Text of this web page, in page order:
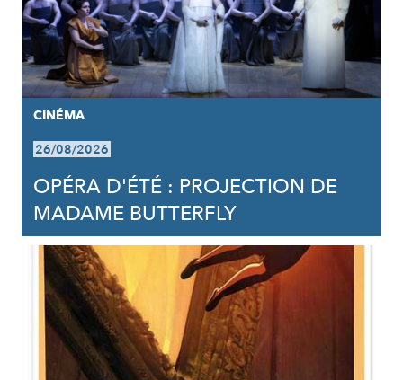
CINÉMA
26/08/2026
OPÉRA D'ÉTÉ : PROJECTION DE
MADAME BUTTERFLY